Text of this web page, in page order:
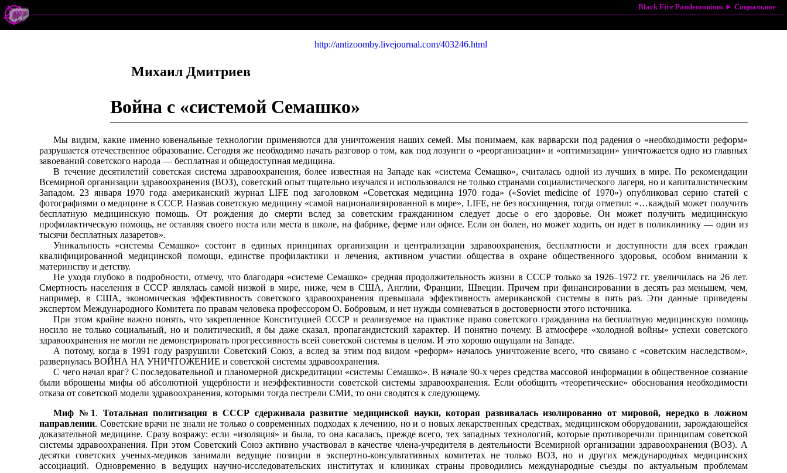
Black Fire Pandemonium ►Социальное
http://antizoomby.livejournal.com/403246.html
Михаил Дмитриев
Война с «системой Семашко»
Мы видим, какие именно ювенальные технологии применяются для уничтожения наших семей. Мы понимаем, как варварски под радения о «необходимости реформ»
разрушается отечественное образование. Сегодня же необходимо начать разговор о том, как под лозунги о «реорганизации» и «оптимизации» уничтожается одно из главных
завоеваний советского народа — бесплатная и общедоступная медицина.
В течение десятилетий советская система здравоохранения, более известная на Западе как «система Семашко», считалась одной из лучших в мире. По рекомендации
Всемирной организации здравоохранения (ВОЗ), советский опыт тщательно изучался и использовался не только странами социалистического лагеря, но и капиталистическим
Западом. 23 января 1970 года американский журнал LIFE под заголовком «Советская медицина 1970 года» («Soviet medicine of 1970») опубликовал серию статей с
фотографиями о медицине в СССР. Назвав советскую медицину «самой национализированной в мире», LIFE, не без восхищения, тогда отметил: «…каждый может получить
бесплатную медицинскую помощь. От рождения до смерти вслед за советским гражданином следует досье о его здоровье. Он может получить медицинскую
профилактическую помощь, не оставляя своего поста или места в школе, на фабрике, ферме или офисе. Если он болен, но может ходить, он идет в поликлинику — один из
тысячи бесплатных лазаретов».
Уникальность «системы Семашко» состоит в единых принципах организации и централизации здравоохранения, бесплатности и доступности для всех граждан
квалифицированной медицинской помощи, единстве профилактики и лечения, активном участии общества в охране общественного здоровья, особом внимании к
материнству и детству.
Не уходя глубоко в подробности, отмечу, что благодаря «системе Семашко» средняя продолжительность жизни в СССР только за 1926–1972 гг. увеличилась на 26 лет.
Смертность населения в СССР являлась самой низкой в мире, ниже, чем в США, Англии, Франции, Швеции. Причем при финансировании в десять раз меньшем, чем,
например, в США, экономическая эффективность советского здравоохранения превышала эффективность американской системы в пять раз. Эти данные приведены
экспертом Международного Комитета по правам человека профессором О. Бобровым, и нет нужды сомневаться в достоверности этого источника.
При этом крайне важно понять, что закрепленное Конституцией СССР и реализуемое на практике право советского гражданина на бесплатную медицинскую помощь
носило не только социальный, но и политический, я бы даже сказал, пропагандистский характер. И понятно почему. В атмосфере «холодной войны» успехи советского
здравоохранения не могли не демонстрировать прогрессивность всей советской системы в целом. И это хорошо ощущали на Западе.
А потому, когда в 1991 году разрушили Советский Союз, а вслед за этим под видом «реформ» началось уничтожение всего, что связано с «советским наследством»,
развернулась ВОЙНА НА УНИЧТОЖЕНИЕ и советской системы здравоохранения.
С чего начал враг? С последовательной и планомерной дискредитации «системы Семашко». В начале 90-х через средства массовой информации в общественное сознание
были вброшены мифы об абсолютной ущербности и неэффективности советской системы здравоохранения. Если обобщить «теоретические» обоснования необходимости
отказа от советской модели здравоохранения, которыми тогда пестрели СМИ, то они сводятся к следующему.
Миф №1. Тотальная политизация в СССР сдерживала развитие медицинской науки, которая развивалась изолированно от мировой, нередко в ложном
направлении. Советские врачи не знали не только о современных подходах к лечению, но и о новых лекарственных средствах, медицинском оборудовании, зарождающейся
доказательной медицине. Сразу возражу: если «изоляция» и была, то она касалась, прежде всего, тех западных технологий, которые противоречили принципам советской
системы здравоохранения. При этом Советский Союз активно участвовал в качестве члена-учредителя в деятельности Всемирной организации здравоохранения (ВОЗ). А
десятки советских ученых-медиков занимали ведущие позиции в экспертно-консультативных комитетах не только ВОЗ, но и других международных медицинских
ассоциаций. Одновременно в ведущих научно-исследовательских институтах и клиниках страны проводились международные съезды по актуальным проблемам